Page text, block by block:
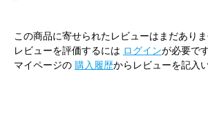
この商品に寄せられたレビューはまだありま
レビューを評価するには ログインが必要です
マイページの 購入履歴からレビューを記入